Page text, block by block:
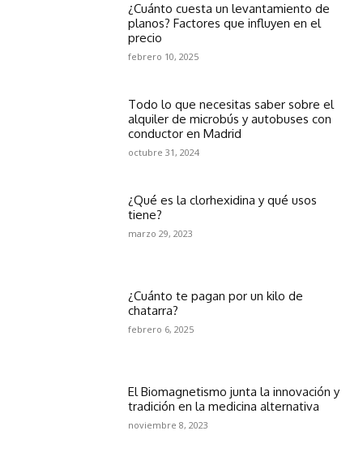
¿Cuánto cuesta un levantamiento de
planos? Factores que influyen en el
precio
febrero 10, 2025
Todo lo que necesitas saber sobre el
alquiler de microbús y autobuses con
conductor en Madrid
octubre 31, 2024
¿Qué es la clorhexidina y qué usos
tiene?
marzo 29, 2023
¿Cuánto te pagan por un kilo de
chatarra?
febrero 6, 2025
El Biomagnetismo junta la innovación y
tradición en la medicina alternativa
noviembre 8, 2023